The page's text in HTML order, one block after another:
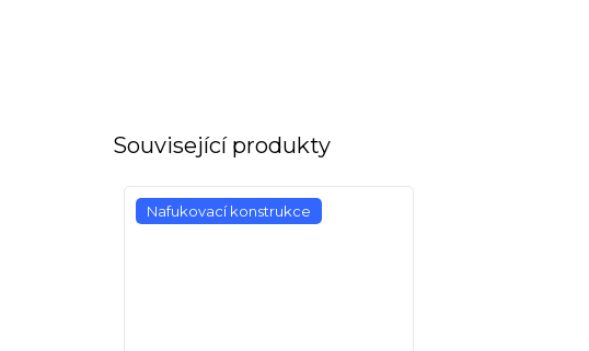
Související produkty
Nafukovací konstrukce